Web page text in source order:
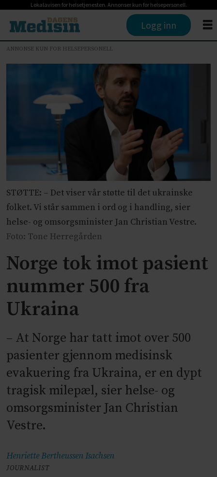
Lokalavisen for helsetjenesten. Annonser kun for helsepersonell.
Logg inn
ANNONSE KUN FOR HELSEPERSONELL
STØTTE: – Det viser vår støtte til det ukrainske
folket. Vi står sammen i ord og i handling, sier
helse- og omsorgsminister Jan Christian Vestre.
Foto: Tone Herregården
Norge tok imot pasient
nummer 500 fra
Ukraina
– At Norge har tatt imot over 500
pasienter gjennom medisinsk
evakuering fra Ukraina, er en dypt
tragisk milepæl, sier helse- og
omsorgsminister Jan Christian
Vestre.
Henriette BertheussenIsachsen
JOURNALIST